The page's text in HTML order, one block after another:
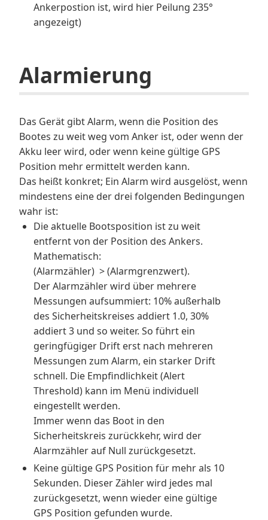
Ankerpostion ist, wird hier Peilung 235°
angezeigt)
Alarmierung
Das Gerät gibt Alarm, wenn die Position des
Bootes zu weit weg vom Anker ist, oder wenn der
Akku leer wird, oder wenn keine gültige GPS
Position mehr ermittelt werden kann.
Das heißt konkret; Ein Alarm wird ausgelöst, wenn
mindestens eine der drei folgenden Bedingungen
wahr ist:
Die aktuelle Bootsposition ist zu weit
entfernt von der Position des Ankers.
Mathematisch:
(Alarmzähler) > (Alarmgrenzwert).
Der Alarmzähler wird über mehrere
Messungen aufsummiert: 10% außerhalb
des Sicherheitskreises addiert 1.0, 30%
addiert 3 und so weiter. So führt ein
geringfügiger Drift erst nach mehreren
Messungen zum Alarm, ein starker Drift
schnell. Die Empfindlichkeit (Alert
Threshold) kann im Menü individuell
eingestellt werden.
Immer wenn das Boot in den
Sicherheitskreis zurückkehr, wird der
Alarmzähler auf Null zurückgesetzt.
Keine gültige GPS Position für mehr als 10
Sekunden. Dieser Zähler wird jedes mal
zurückgesetzt, wenn wieder eine gültige
GPS Position gefunden wurde.